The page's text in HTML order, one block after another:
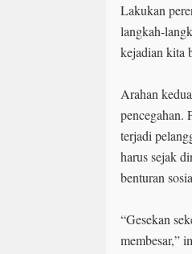
Lakukan
langkah-
kejadian kita
Arahan
pencegahan.
terjadi
harus sejak
benturan
“Gesekan
membesar,”